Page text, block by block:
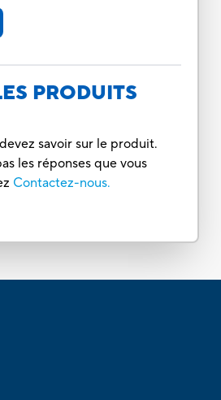
PRODUITS
savoir sur le produit.
les réponses que vous
Contactez-nous.